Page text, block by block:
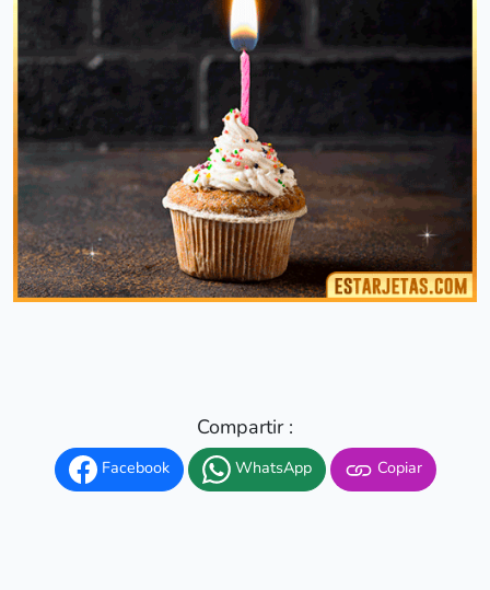
Compartir :
Facebook WhatsApp Copiar